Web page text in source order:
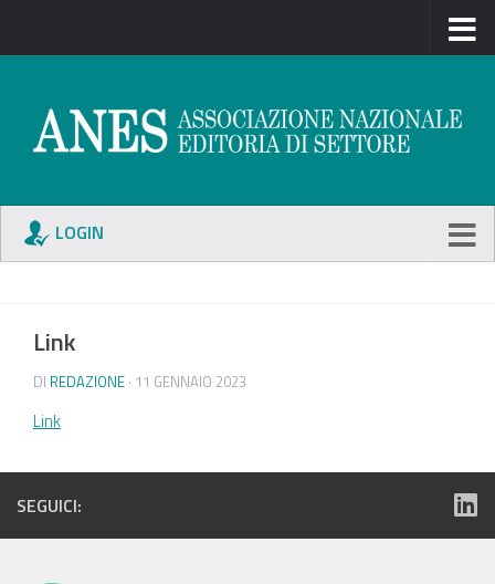
LOGIN
Link
DI REDAZIONE · 11 GENNAIO 2023
Link
SEGUICI: